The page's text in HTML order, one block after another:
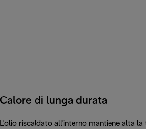
Calore di lunga durata
L'olio riscaldato all'interno mantiene alta